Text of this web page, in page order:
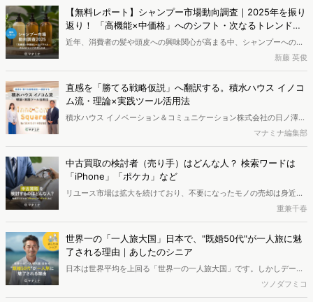
エンジン「Dockpit（ドックピット）」の新機能として、AIが市場分
析から仮説構築、レポート作成までを自律的にサポートする
「Dockpit AIエージェント」の提供を開始いたしました。
【無料レポート】シャンプー市場動向調査｜2025年を振り
返り！ 「高機能×中価格」へのシフト・次なるトレンドの
兆し
近年、消費者の髪や頭皮への興味関心が高まる中、シャンプーへの支
出額は増加傾向にあります。本レポートでは、独自のWeb行動ログデ
ータをもとに2025年のシャンプー市場を分析しました。その結果、
検討段階において、高い外部評価（口コミやベストコスメ受賞など）
と優れた機能性を両立した「中価格帯の新興ブランド」へ支持がシフ
トしている実態が明らかとなりました。また、長年の実績とステータ
スを誇る高価格帯ブランドも根強い支持を集めています。さらに次な
るトレンドとして、香りの変化や、タイパ・衛生面に優れる「吊り下
げパウチ」の普及の兆しについても考察します。
新藤 英俊
直感を「勝てる戦略仮説」へ翻訳する。積水ハウス イノコ
ム流・理論×実践ツール活用法
積水ハウス イノベーション＆コミュニケーション株式会社の日ノ澤恵
莉氏と株式会社ヴァリューズ取締役副社長・後藤賢治が対談。日ノ澤
氏が提唱する5Sフレームワークとその実践について語り合いました。
マナミナ編集部
中古買取の検討者（売り手）はどんな人？ 検索ワードは
「iPhone」「ポケカ」など
リユース市場は拡大を続けており、不要になったモノの売却は身近な
選択肢になりつつあります。ではリユース市場における「売り手」は
どのような人なのでしょうか。今回は「買取」検索者の検索キーワー
ドや属性、興味関心を分析し、買取サービスを利用する消費者像を探
りました。
重兼千春
世界一の「一人旅大国」日本で、"既婚50代"が一人旅に魅
了される理由｜あしたのシニア
日本は世界平均を上回る「世界一の一人旅大国」です。しかしデータ
が示す意外な担い手は「既婚の50代」。帰る場所がある彼らは、なぜ
一人旅に魅了されるのでしょうか。そこには「ただ一人になりたい」
ツノダフミコ